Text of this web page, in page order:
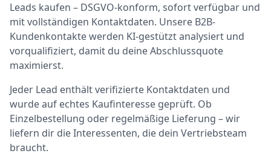
Leads kaufen – DSGVO-konform, sofort verfügbar und
mit vollständigen Kontaktdaten. Unsere B2B-
Kundenkontakte werden KI-gestützt analysiert und
vorqualifiziert, damit du deine Abschlussquote
maximierst.
Jeder Lead enthält verifizierte Kontaktdaten und
wurde auf echtes Kaufinteresse geprüft. Ob
Einzelbestellung oder regelmäßige Lieferung – wir
liefern dir die Interessenten, die dein Vertriebsteam
braucht.